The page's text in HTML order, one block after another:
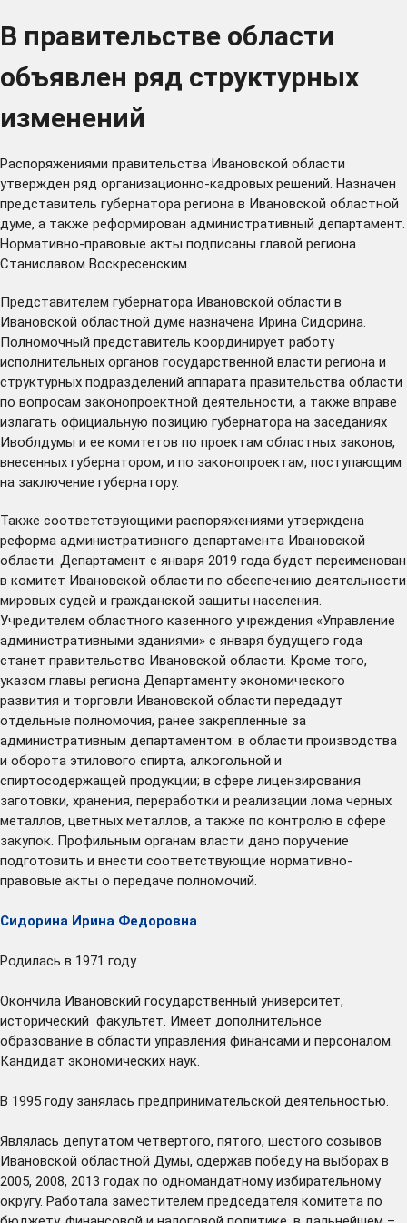
В правительстве области
объявлен ряд структурных
изменений
Распоряжениями правительства Ивановской области
утвержден ряд организационно-кадровых решений. Назначен
представитель губернатора региона в Ивановской областной
думе, а также реформирован административный департамент.
Нормативно-правовые акты подписаны главой региона
Станиславом Воскресенским.
Представителем губернатора Ивановской области в
Ивановской областной думе назначена Ирина Сидорина.
Полномочный представитель координирует работу
исполнительных органов государственной власти региона и
структурных подразделений аппарата правительства области
по вопросам законопроектной деятельности, а также вправе
излагать официальную позицию губернатора на заседаниях
Ивоблдумы и ее комитетов по проектам областных законов,
внесенных губернатором, и по законопроектам, поступающим
на заключение губернатору.
Также соответствующими распоряжениями утверждена
реформа административного департамента Ивановской
области. Департамент с января 2019 года будет переименован
в комитет Ивановской области по обеспечению деятельности
мировых судей и гражданской защиты населения.
Учредителем областного казенного учреждения «Управление
административными зданиями» с января будущего года
станет правительство Ивановской области. Кроме того,
указом главы региона Департаменту экономического
развития и торговли Ивановской области передадут
отдельные полномочия, ранее закрепленные за
административным департаментом: в области производства
и оборота этилового спирта, алкогольной и
спиртосодержащей продукции; в сфере лицензирования
заготовки, хранения, переработки и реализации лома черных
металлов, цветных металлов, а также по контролю в сфере
закупок. Профильным органам власти дано поручение
подготовить и внести соответствующие нормативно-
правовые акты о передаче полномочий.
Сидорина Ирина Федоровна
Родилась в 1971 году.
Окончила Ивановский государственный университет,
исторический факультет. Имеет дополнительное
образование в области управления финансами и персоналом.
Кандидат экономических наук.
В 1995 году занялась предпринимательской деятельностью.
Являлась депутатом четвертого, пятого, шестого созывов
Ивановской областной Думы, одержав победу на выборах в
2005, 2008, 2013 годах по одномандатному избирательному
округу. Работала заместителем председателя комитета по